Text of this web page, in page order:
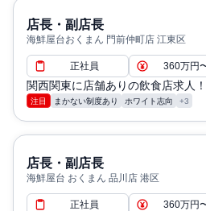
店長・副店長
海鮮屋台おくまん 門前仲町店 江東区
正社員 360万円
関西関東に店舗ありの飲食店求人
注目 まかない制度あり ホワイト志向 +3
店長・副店長
海鮮屋台 おくまん 品川店 港区
正社員 360万円